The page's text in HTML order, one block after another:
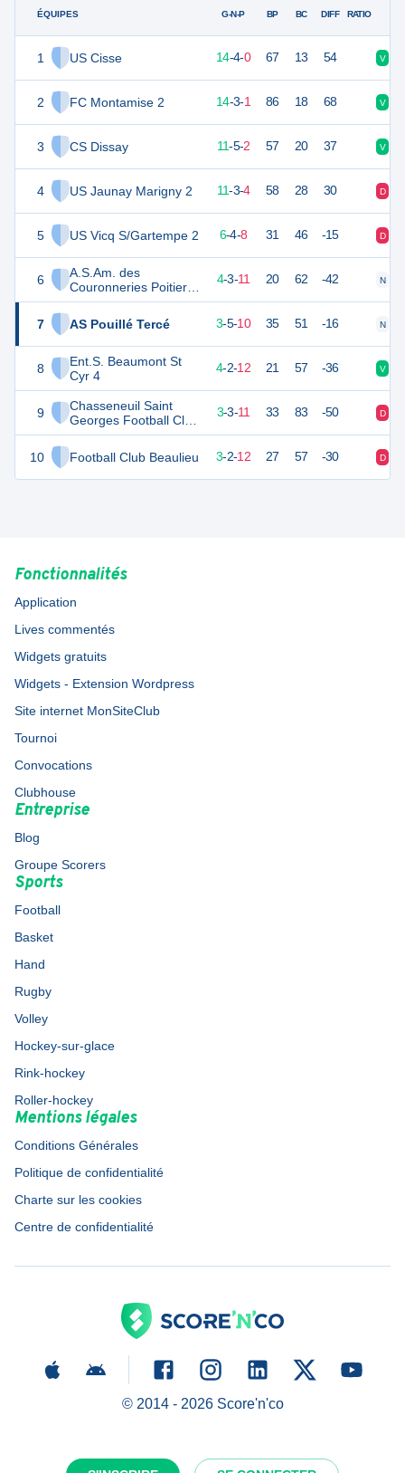
ÉQUIPES
1 US Cisse
2 FC Montamise 2
3 CS Dissay
4 US Jaunay Marigny 2
5 US Vicq S/Gartempe 2
6
A.S.Am. des
Couronneries Poitiers
2
7
AS Pouillé Tercé
8
Ent.S. Beaumont St
Cyr 4
9
Chasseneuil Saint
Georges Football Club
3
10
Football Club Beaulieu
G-N-P BP BC DIFF RATIO
14-4-0 67 13 54 V
45 14-3-1 86 18 68 V
11-5-2 57 20 37 V
36 18 11-3-4 58 28 30 D
22 18 6-4-8 31 46 -15 D
15 4-3-11 20 62 -42 N
14 3-5-10 35 51 -16 N
14 4-2-12 21 57 -36 V
11 3-3-11 33 83 -50 D
10 18 3-2-12 27 57 -30 D
Fonctionnalités
Application
Lives commentés
Widgets gratuits
Widgets - Extension Wordpress
Site internet MonSiteClub
Tournoi
Convocations
Clubhouse
Entreprise
Blog
Groupe Scorers
Sports
Football
Basket
Hand
Rugby
Volley
Hockey-sur-glace
Rink-hockey
Roller-hockey
Mentions légales
Conditions Générales
Politique de confidentialité
Charte sur les cookies
Centre de confidentialité
© 2014 - 2026Score'n'co